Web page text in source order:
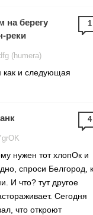
на берегу
реки
(humera)
как и следующая
1
нужен тот хлопОк и
спроси Белгород,
И что? тут другое
Сегодня
что откроют
4